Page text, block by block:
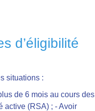
d’éligibilité
situations :
de 6 mois au cours des
active (RSA) ; - Avoir